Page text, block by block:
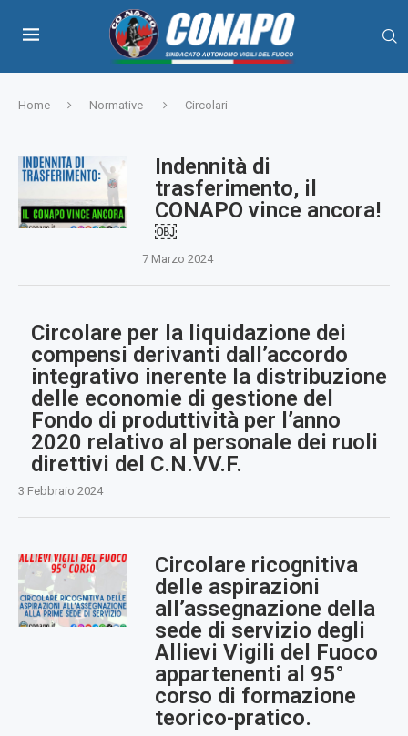
Home Normative Circolari
Indennità di
trasferimento, il
CONAPO vince ancora!
￼
7 Marzo 2024
Circolare per la liquidazione dei
compensi derivanti dall’accordo
integrativo inerente la distribuzione
delle economie di gestione del
Fondo di produttività per l’anno
2020 relativo al personale dei ruoli
direttivi del C.N.VV.F.
3 Febbraio 2024
Circolare ricognitiva
delle aspirazioni
all’assegnazione della
sede di servizio degli
Allievi Vigili del Fuoco
appartenenti al 95°
corso di formazione
teorico-pratico.